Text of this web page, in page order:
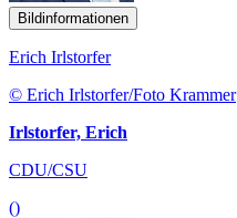
Bildinformationen
Erich Irlstorfer
© Erich Irlstorfer/Foto Krammer
Irlstorfer, Erich
CDU/CSU
()